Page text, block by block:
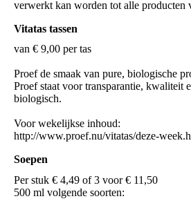
Vitatas tassen
van € 9,00 per tas
Proef de smaak van pure, biologische
Proef staat voor transparantie, kwaliteit
biologisch.
Voor wekelijkse inhoud:
http://www.proef.nu/vitatas/deze-
Soepen
Per stuk € 4,49 of 3 voor € 11,50
500 ml volgende soorten: